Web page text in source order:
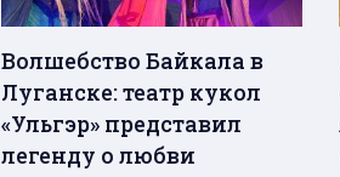
Волшебство Байкала в
Луганске: театр кукол
«Ульгэр» представил
легенду о любви